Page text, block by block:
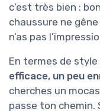
c’est très bien :
chaussure ne
n’as pas
En termes de style
efficace, un peu
cherches un
passe ton chemin.